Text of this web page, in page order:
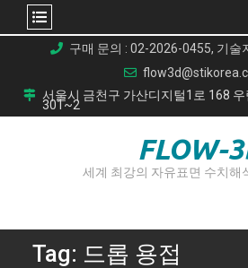
content
구매 문의 : 02-2026-0455, 기술
서울시 금천구 가산디지털1로 168
301~2
FLOW-
세계 최강의 자유표면 수치해
Tag: 드롭 용접